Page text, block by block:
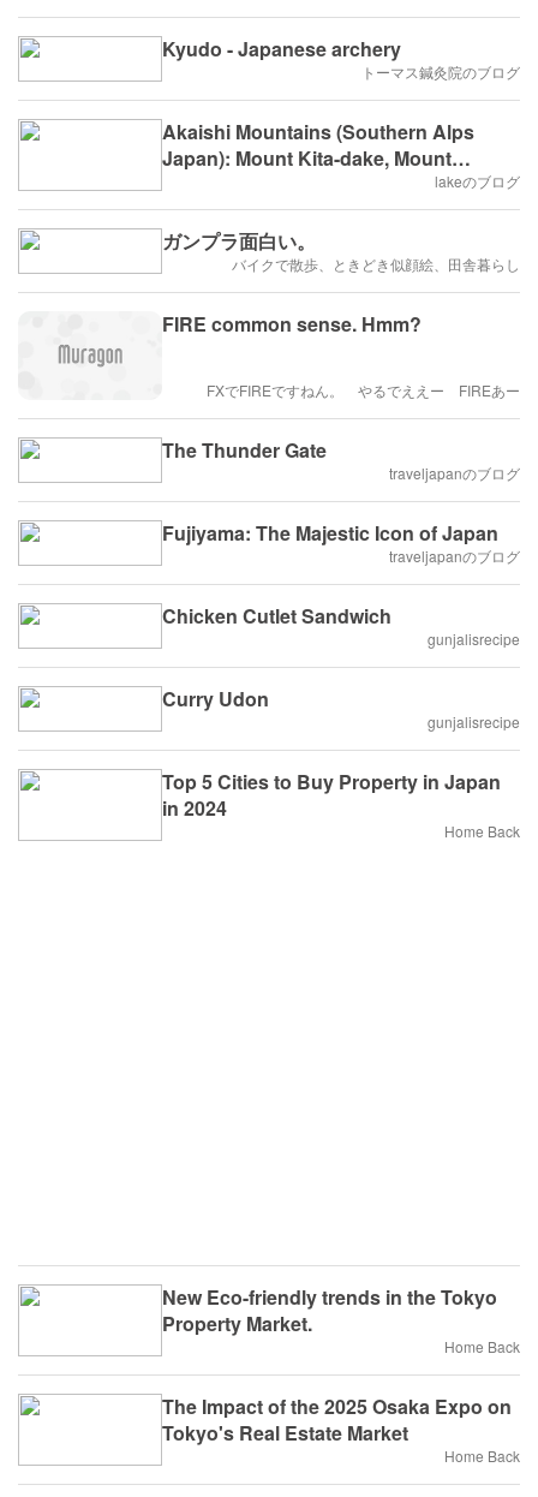
Kyudo - Japanese archery
トーマス鍼灸院のブログ
Akaishi Mountains (Southern Alps
Japan): Mount Kita-dake, Mount
Akaishi-dake & Minami Alps National
Park Hiking Guide
lakeのブログ
ガンプラ面白い。
バイクで散歩、ときどき似顔絵、田舎暮らし
FIRE common sense. Hmm?
FXでFIREですねん。 やるでええー FIREあー
The Thunder Gate
traveljapanのブログ
Fujiyama: The Majestic Icon of Japan
traveljapanのブログ
Chicken Cutlet Sandwich
gunjalisrecipe
Curry Udon
gunjalisrecipe
Top 5 Cities to Buy Property in Japan
in 2024
Home Back
New Eco-friendly trends in the Tokyo
Property Market.
Home Back
The Impact of the 2025 Osaka Expo on
Tokyo's Real Estate Market
Home Back